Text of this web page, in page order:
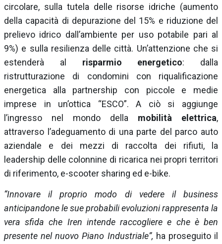
circolare, sulla tutela delle risorse idriche (aumento
della capacità di depurazione del 15% e riduzione del
prelievo idrico dall’ambiente per uso potabile pari al
9%) e sulla resilienza delle città. Un’attenzione che si
estenderà al risparmio energetico: dalla
ristrutturazione di condomini con riqualificazione
energetica alla partnership con piccole e medie
imprese in un’ottica “ESCO”. A ciò si aggiunge
l’ingresso nel mondo della mobilità elettrica,
attraverso l’adeguamento di una parte del parco auto
aziendale e dei mezzi di raccolta dei rifiuti, la
leadership delle colonnine di ricarica nei propri territori
di riferimento, e-scooter sharing ed e-bike.
“Innovare il proprio modo di vedere il business
anticipandone le sue probabili evoluzioni rappresenta la
vera sfida che Iren intende raccogliere e che è ben
presente nel nuovo Piano Industriale”, ha proseguito il